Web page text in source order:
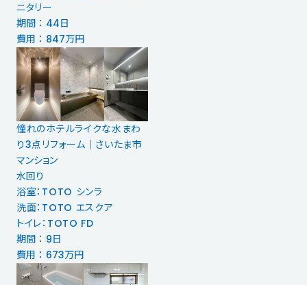
ニタリー
期間 ： 44日
費用 ： 847万円
憧れのホテルライクな水まわ
り3点リフォーム｜さいたま市
マンション
水回り
浴室：TOTO シンラ
洗面：TOTO エスクア
トイレ：TOTO FD
期間 ： 9日
費用 ： 673万円